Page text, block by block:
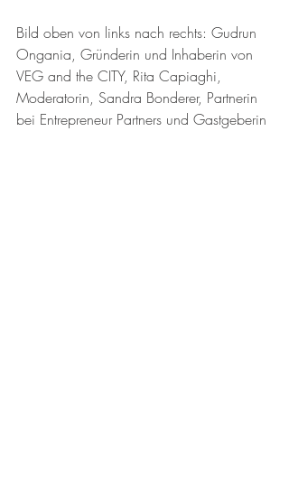
Bild oben von links nach rechts: Gudrun
Ongania, Gründerin und Inhaberin von
VEG and the CITY, Rita Capiaghi,
Moderatorin, Sandra Bonderer, Partnerin
bei Entrepreneur Partners und Gastgeberin